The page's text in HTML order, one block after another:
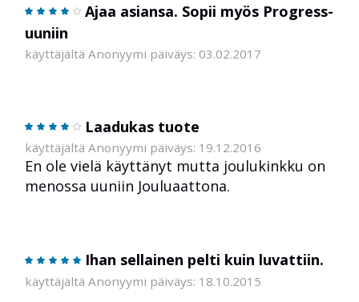
Ajaa asiansa. Sopii myös Progress-
uuniin
käyttäjältä Anonyymi päiväys: 03.02.2017
Laadukas tuote
käyttäjältä Anonyymi päiväys: 19.12.2016
En ole vielä käyttänyt mutta joulukinkku on
menossa uuniin Jouluaattona.
Ihan sellainen pelti kuin luvattiin.
käyttäjältä Anonyymi päiväys: 18.10.2015